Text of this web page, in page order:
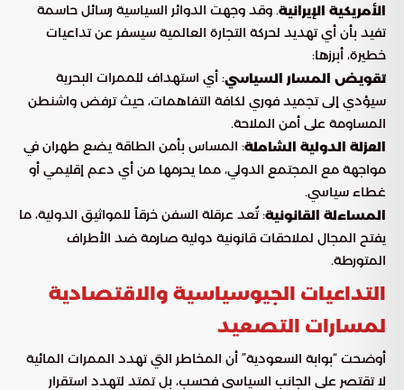
الأمريكية الإيرانية. وقد وجهت الدوائر السياسية رسائل حاسمة
تفيد بأن أي تهديد لحركة التجارة العالمية سيسفر عن تداعيات
خطيرة، أبرزها:
تقويض المسار السياسي: أي استهداف للممرات البحرية
سيؤدي إلى تجميد فوري لكافة التفاهمات، حيث ترفض واشنطن
المساومة على أمن الملاحة.
العزلة الدولية الشاملة: المساس بأمن الطاقة يضع طهران في
مواجهة مع المجتمع الدولي، مما يحرمها من أي دعم إقليمي أو
غطاء سياسي.
المساءلة القانونية: تُعد عرقلة السفن خرقاً للمواثيق الدولية، ما
يفتح المجال لملاحقات قانونية دولية صارمة ضد الأطراف
المتورطة.
التداعيات الجيوسياسية والاقتصادية
لمسارات التصعيد
أوضحت “بوابة السعودية” أن المخاطر التي تهدد الممرات المائية
لا تقتصر على الجانب السياسي فحسب، بل تمتد لتهدد استقرار